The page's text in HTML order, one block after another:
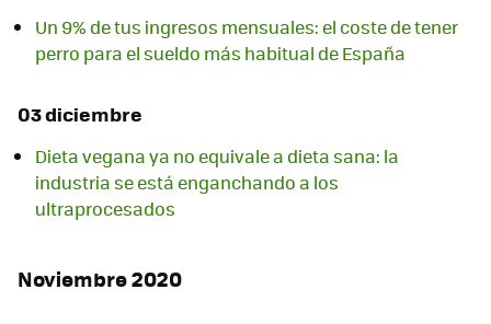
Un 9% de tus ingresos mensuales: el coste de tener
perro para el sueldo más habitual de España
03 diciembre
Dieta vegana ya no equivale a dieta sana: la
industria se está enganchando a los
ultraprocesados
Noviembre 2020